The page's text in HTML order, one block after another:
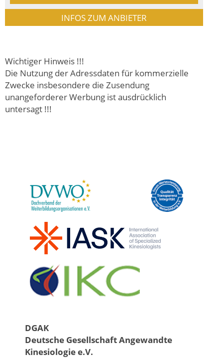
INFOS ZUM ANBIETER
Wichtiger Hinweis !!!
Die Nutzung der Adressdaten für kommerzielle
Zwecke insbesondere die Zusendung
unangeforderer Werbung ist ausdrücklich
untersagt !!!
DGAK
Deutsche Gesellschaft Angewandte
Kinesiologie e.V.